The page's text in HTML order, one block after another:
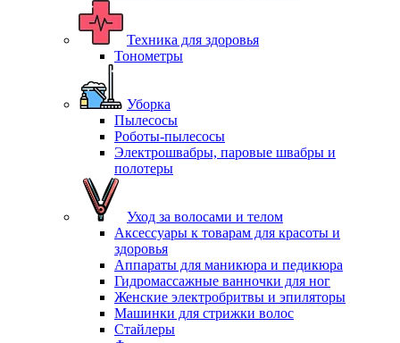
Техника для здоровья
Тонометры
Уборка
Пылесосы
Роботы-пылесосы
Электрошвабры, паровые швабры и
полотеры
Уход за волосами и телом
Аксессуары к товарам для красоты и
здоровья
Аппараты для маникюра и педикюра
Гидромассажные ванночки для ног
Женские электробритвы и эпиляторы
Машинки для стрижки волос
Стайлеры